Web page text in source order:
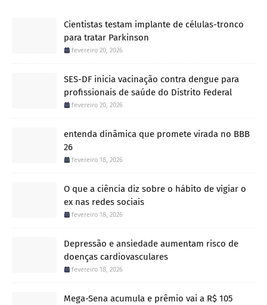
Cientistas testam implante de células-tronco
para tratar Parkinson
fevereiro 20, 2026
SES-DF inicia vacinação contra dengue para
profissionais de saúde do Distrito Federal
fevereiro 20, 2026
entenda dinâmica que promete virada no BBB
26
fevereiro 18, 2026
O que a ciência diz sobre o hábito de vigiar o
ex nas redes sociais
fevereiro 18, 2026
Depressão e ansiedade aumentam risco de
doenças cardiovasculares
fevereiro 18, 2026
Mega-Sena acumula e prêmio vai a R$ 105